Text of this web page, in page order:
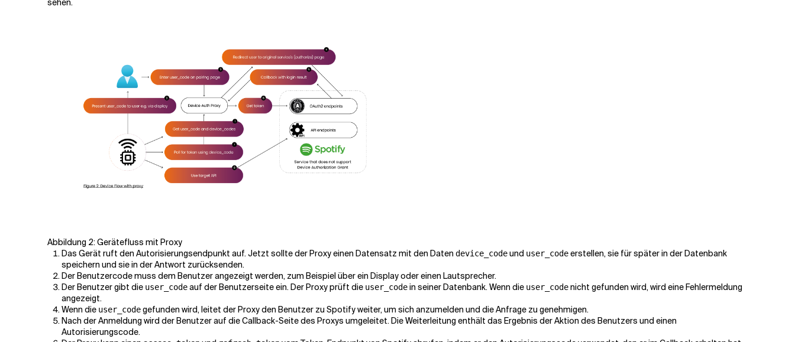
Abbildung 2: Gerätefluss mit Proxy
Das Gerät ruft den Autorisierungsendpunkt auf. Jetzt sollte der Proxy einen Datensatz mit den Daten device_codeund user_codeerstellen, sie für später in der Datenbank
speichern und sie in der Antwort zurücksenden.
Der Benutzercode muss dem Benutzer angezeigt werden, zum Beispiel über ein Display oder einen Lautsprecher.
Der Benutzer gibt die user_codeauf der Benutzerseite ein. Der Proxy prüft die user_codein seiner Datenbank. Wenn die user_codenicht gefunden wird, wird eine Fehlermeldung
angezeigt.
Wenn die user_codegefunden wird, leitet der Proxy den Benutzer zu Spotify weiter, um sich anzumelden und die Anfrage zu genehmigen.
Nach der Anmeldung wird der Benutzer auf die Callback-Seite des Proxys umgeleitet. Die Weiterleitung enthält das Ergebnis der Aktion des Benutzers und einen
Autorisierungscode.